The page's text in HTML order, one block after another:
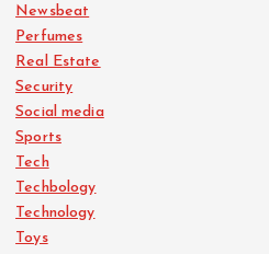
Newsbeat
Perfumes
Real Estate
Security
Social media
Sports
Tech
Techbology
Technology
Toys